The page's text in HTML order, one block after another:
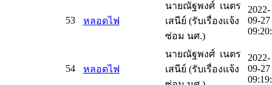
53 หลอดไฟ
นายณัฐพงศ์ เนตร
เสนีย์ (รับเรื่องแจ้ง
ซ่อม นศ.)
2022-
09-27
54 หลอดไฟ
นายณัฐพงศ์ เนตร
เสนีย์ (รับเรื่องแจ้ง
2022-
09-27